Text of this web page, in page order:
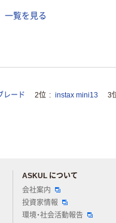
一覧を見る
レード 2位 instax mini13 3
ASKUL について
会社案内
投資家情報
環境・社会活動報告